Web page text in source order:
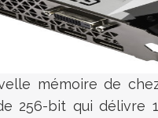
mémoire de
256-bit qui délivre